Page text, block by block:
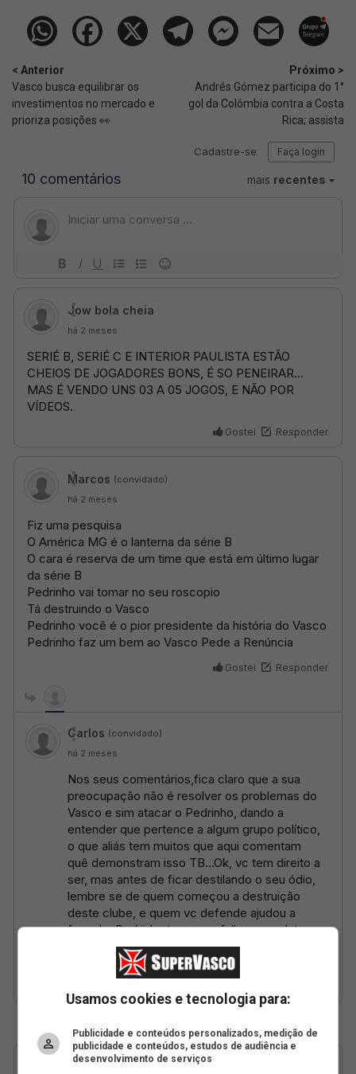
< Anterior
Vasco busca equilibrar os
investimentos no mercado e
prioriza posições 👀
Próximo >
Andrés Gómez participa do 1°
gol da Colômbia contra a Costa
Rica; assista
Usamos cookies e tecnologia para:
Publicidade e conteúdos personalizados, medição de
publicidade e conteúdos, estudos de audiência e
desenvolvimento de serviços